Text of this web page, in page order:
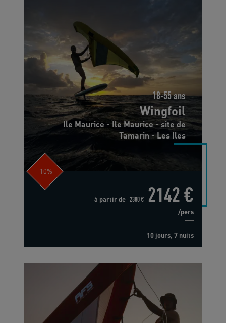
18-55 ans
Wingfoil
Ile Maurice - Ile Maurice - site de
Tamarin - Les Iles
-10%
à partir de 2380 € 2142 €
/pers
10 jours, 7 nuits